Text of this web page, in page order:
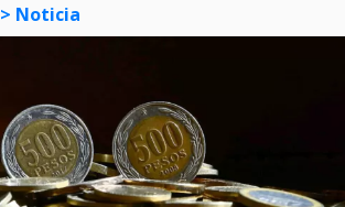
> Noticia